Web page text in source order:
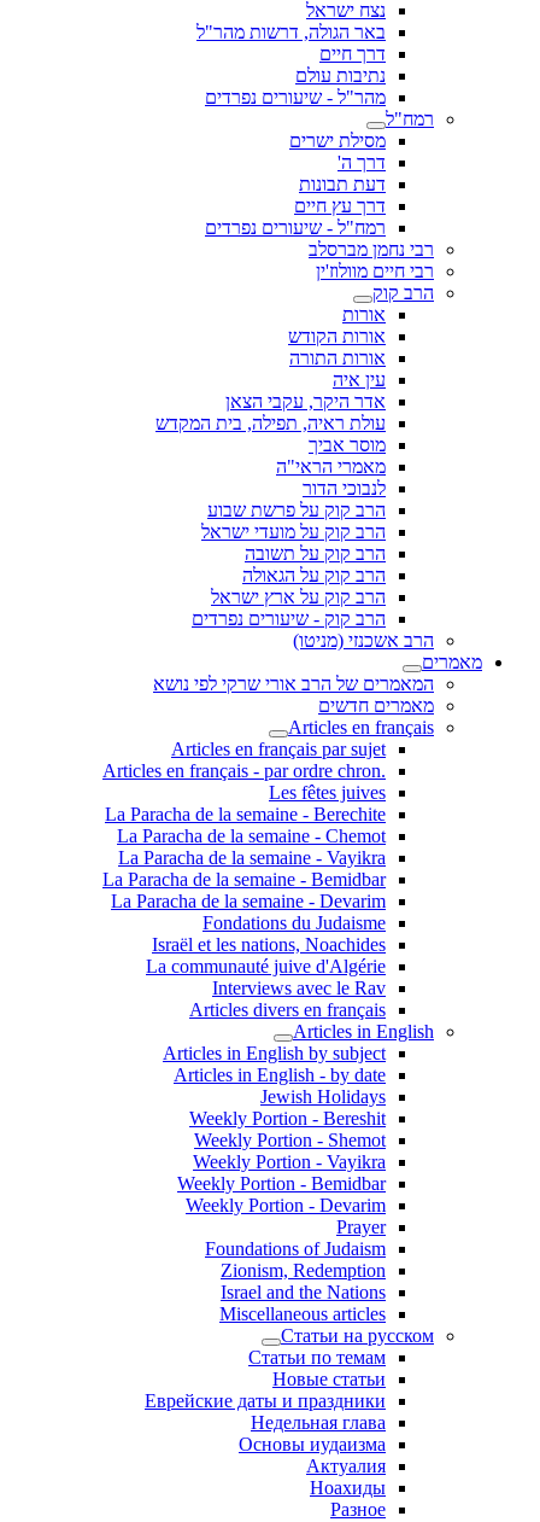
נצח ישראל
באר הגולה, דרשות מהר"ל
דרך חיים
נתיבות עולם
מהר"ל - שיעורים נפרדים
רמח"ל
מסילת ישרים
דרך ה'
דעת תבונות
דרך עץ חיים
רמח"ל - שיעורים נפרדים
רבי נחמן מברסלב
רבי חיים מוולוז'ין
הרב קוק
אורות
אורות הקודש
אורות התורה
עין איה
אדר היקר, עקבי הצאן
עולת ראיה, תפילה, בית המקדש
מוסר אביך
מאמרי הראי"ה
לנבוכי הדור
הרב קוק על פרשת שבוע
הרב קוק על מועדי ישראל
הרב קוק על תשובה
הרב קוק על הגאולה
הרב קוק על ארץ ישראל
הרב קוק - שיעורים נפרדים
הרב אשכנזי (מניטו)
מאמרים
המאמרים של הרב אורי שרקי לפי נושא
מאמרים חדשים
Articles en français
Articles en français par sujet
.Articles en français - par ordre chron
Les fêtes juives
La Paracha de la semaine - Berechite
La Paracha de la semaine - Chemot
La Paracha de la semaine - Vayikra
La Paracha de la semaine - Bemidbar
La Paracha de la semaine - Devarim
Fondations du Judaisme
Israël et les nations, Noachides
La communauté juive d'Algérie
Interviews avec le Rav
Articles divers en français
Articles in English
Articles in English by subject
Articles in English - by date
Jewish Holidays
Weekly Portion - Bereshit
Weekly Portion - Shemot
Weekly Portion - Vayikra
Weekly Portion - Bemidbar
Weekly Portion - Devarim
Prayer
Foundations of Judaism
Zionism, Redemption
Israel and the Nations
Miscellaneous articles
Статьи на русском
Статьи по темам
Новые статьи
Еврейские даты и праздники
Недельная глава
Основы иудаизма
Актуалия
Ноахиды
Разное